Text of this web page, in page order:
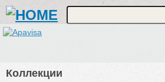
Коллекции